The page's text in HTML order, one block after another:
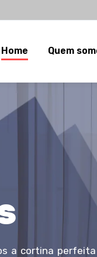
Home Quem
a persiana perfeita